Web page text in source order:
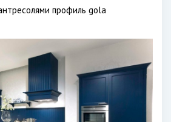
профиль gola